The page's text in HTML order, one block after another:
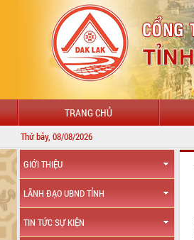
TRANG CHỦ
Thứ bảy, 08/08/2026
GIỚI THIỆU
LÃNH ĐẠO UBND TỈNH
TIN TỨC SỰ KIỆN